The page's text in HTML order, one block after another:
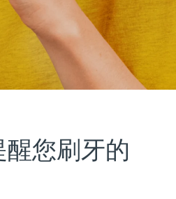
您刷牙的
预计送达日期
预计送达日期
预计送达日期8/11/26